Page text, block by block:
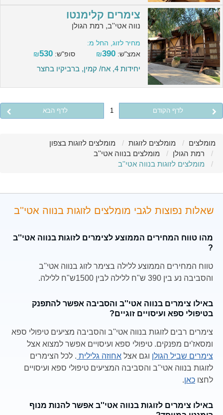
צימרים קלימנטו
נווה אטי''ב, רמת הגולן
מחיר לזוג, החל מ:
אמצ"ש:
₪390 סופ"ש: ₪530
יחידות 4, אח/ קמין, ברביקיו בחצר
לדף הקודם 1 לדף הבא
מומלצים מומלצים לזוגות
מומלצים לזוגות בצפון
רמת הגולן
מומלצים בנווה אטי''ב
מומלצים לזוגות בנווה אטי''ב
שאלות נפוצות לגבי מומלצים לזוגות בנווה אטי''ב
מהו טווח המחירים הממוצע לצימרים לזוגות בנווה אטי''ב
?
טווח המחירים הממוצע ללילה בצימר לזוג בנווה אטי''ב
והסביבה נע בין 390 ש"ח ללילה לבין 1500ש"ח ללילה.
באילו צימרים בנווה אטי''ב והסביבה אפשר להתפנק
בטיפולי ספא ועיסויים זוגיים?
צימרים רבים לזוגות בנווה אטי''ב והסביבה מציעים טיפולי ספא
ומסאז'ים מפנקים. טיפולי ספא ועיסויים אפשר למצוא אצל
צימרים שביל הגולן וגם אצל אחוזה גלילית . לכל הצימרים
לזוגות בנווה אטי''ב והסביבה המציעים טיפולי ספא ועיסויים
לחצו כאן.
באילו צימרים לזוגות בנווה אטי''ב אפשר להנות מנוף